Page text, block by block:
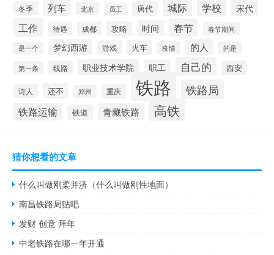
冬季 列车 北京 员工 唐代 城际 学校 宋代
工作 待遇 成都 攻略 时间 春节 春节期间
是一个 梦幻西游 游戏 火车 疫情 的人 的是
第一条 线路 职业技术学院 职工 自己的 西安
诗人 还不 郑州 重庆 铁路 铁路局
铁路运输 铁道 青藏铁路 高铁
猜你想看的文章
什么叫做刚柔并济（什么叫做刚性地面）
南昌铁路局贴吧
发财 创意 拜年
中老铁路在哪一年开通